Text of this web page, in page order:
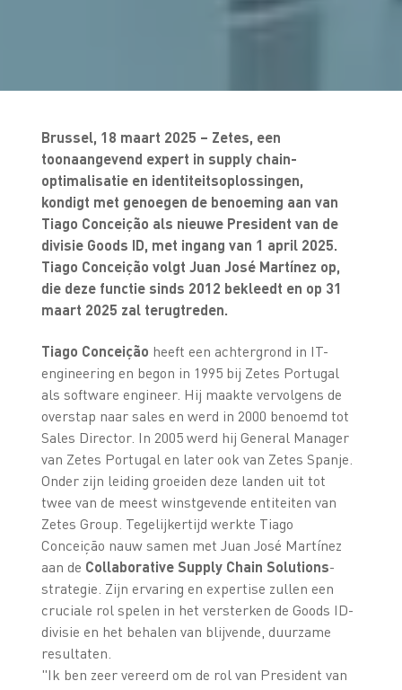
Brussel, 18 maart 2025 – Zetes, een
toonaangevend expert in supply chain-
optimalisatie en identiteitsoplossingen,
kondigt met genoegen de benoeming aan van
Tiago Conceição als nieuwe President van de
divisie Goods ID, met ingang van 1 april 2025.
Tiago Conceição volgt Juan José Martínez op,
die deze functie sinds 2012 bekleedt en op 31
maart 2025 zal terugtreden.
Tiago Conceição heeft een achtergrond in IT-
engineering en begon in 1995 bij Zetes Portugal
als software engineer. Hij maakte vervolgens de
overstap naar sales en werd in 2000 benoemd tot
Sales Director. In 2005 werd hij General Manager
van Zetes Portugal en later ook van Zetes Spanje.
Onder zijn leiding groeiden deze landen uit tot
twee van de meest winstgevende entiteiten van
Zetes Group. Tegelijkertijd werkte Tiago
Conceição nauw samen met Juan José Martínez
aan de Collaborative Supply Chain Solutions-
strategie. Zijn ervaring en expertise zullen een
cruciale rol spelen in het versterken de Goods ID-
divisie en het behalen van blijvende, duurzame
resultaten.
"Ik ben zeer vereerd om de rol van President van